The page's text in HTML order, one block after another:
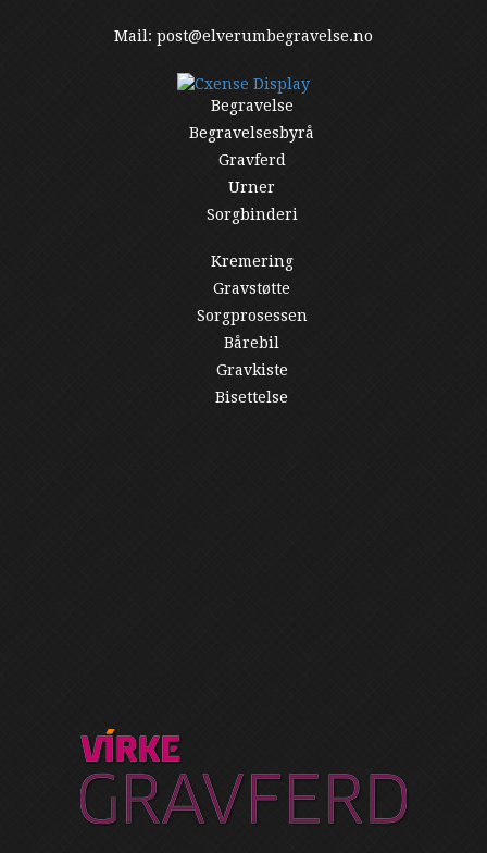
Mail: post@elverumbegravelse.no
Begravelse
Begravelsesbyrå
Gravferd
Urner
Sorgbinderi
Kremering
Gravstøtte
Sorgprosessen
Bårebil
Gravkiste
Bisettelse